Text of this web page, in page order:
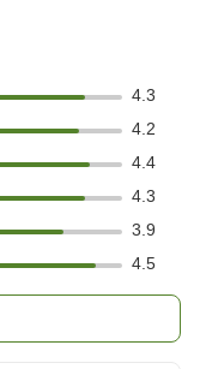
4.3
4.2
4.4
4.3
3.9
4.5